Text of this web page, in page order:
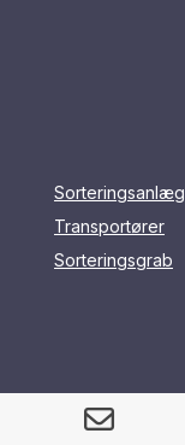
Sorteringsanlæg
Transportører
Sorteringsgrab